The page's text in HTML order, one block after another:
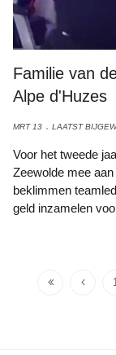
Familie van
Alpe d'Huzes
MRT 13 LAATST
Voor het tweede
Zeewolde mee
beklimmen
geld inzamelen
1